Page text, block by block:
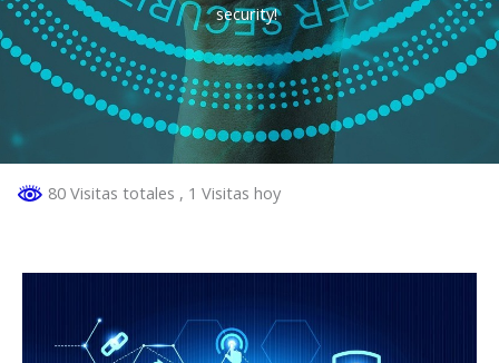
security!
80 Visitas totales , 1 Visitas hoy